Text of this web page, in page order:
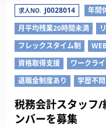
求人NO. J0028014 年間
月平均残業20時間未満
フレックスタイム制
資格取得支援
ワークラ
退職金制度あり
学歴不問
税務会計スタッフ
ンバーを募集